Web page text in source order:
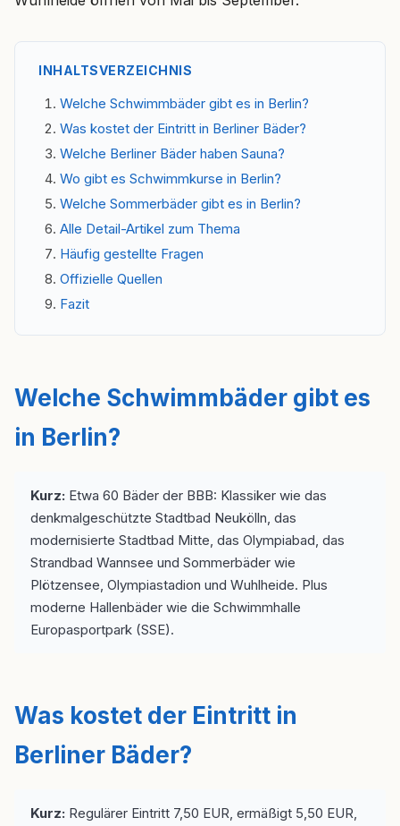
INHALTSVERZEICHNIS
Welche Schwimmbäder gibt es in Berlin?
Was kostet der Eintritt in Berliner Bäder?
Welche Berliner Bäder haben Sauna?
Wo gibt es Schwimmkurse in Berlin?
Welche Sommerbäder gibt es in Berlin?
Alle Detail-Artikel zum Thema
Häufig gestellte Fragen
Offizielle Quellen
Fazit
Welche Schwimmbäder gibt es
in Berlin?
Kurz: Etwa 60 Bäder der BBB: Klassiker wie das
denkmalgeschützte Stadtbad Neukölln, das
modernisierte Stadtbad Mitte, das Olympiabad, das
Strandbad Wannsee und Sommerbäder wie
Plötzensee, Olympiastadion und Wuhlheide. Plus
moderne Hallenbäder wie die Schwimmhalle
Europasportpark (SSE).
Was kostet der Eintritt in
Berliner Bäder?
Kurz: Regulärer Eintritt 7,50 EUR, ermäßigt 5,50 EUR,